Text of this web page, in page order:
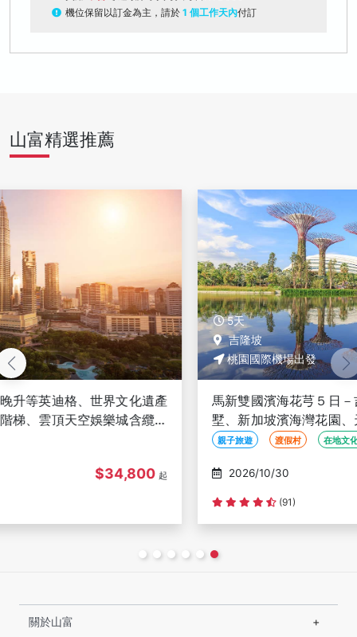
機位保留以訂金為主，請於 1 個工作天內付訂
山富精選推薦
5天
吉隆坡
桃園國際機場出發
馬新雙國濱海花芎５日－吉隆坡大紅花海上獨棟泳池別
墅、新加坡濱海灣花園、天空樹、雲霧林＋花芎秘境、
2026/10/30 $35,800
關於山富